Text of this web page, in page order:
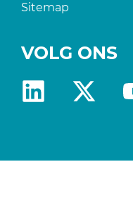
Sitemap
VOLG ONS